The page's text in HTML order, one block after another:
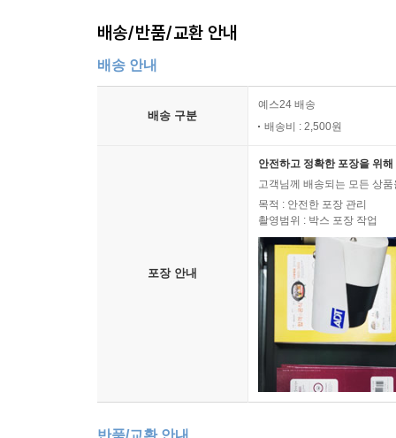
배송/반품/교환 안내
배송 안내
배송 구분
예스24 배송
배송비 : 2,500원
포장 안내
안전하고 정확한 포장을 위
고객님께 배송되는 모든 상
목적 : 안전한 포장 관리
촬영범위 : 박스 포장 작업
반품/교환 안내